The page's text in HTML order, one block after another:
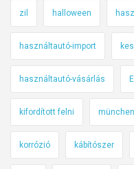
zil halloween
használtautó-import
használtautó-vásárlás
kifordított felni münchen
korrózió kábítószer